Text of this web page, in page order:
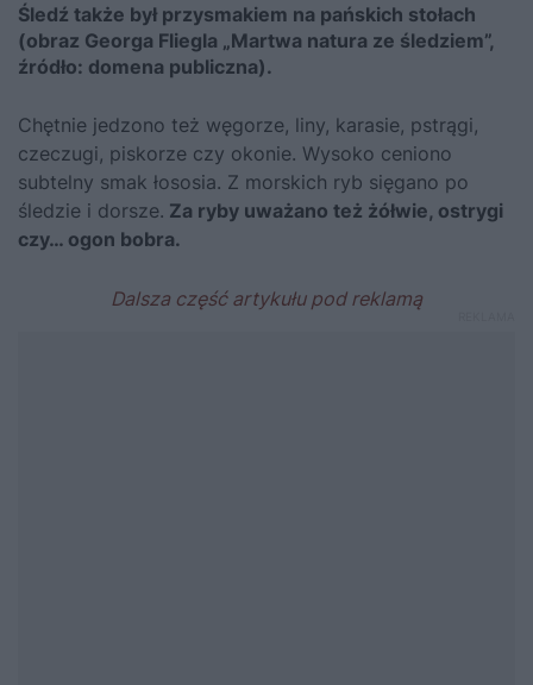
Śledź także był przysmakiem na pańskich stołach
(obraz Georga Fliegla „Martwa natura ze śledziem”,
źródło: domena publiczna).
Chętnie jedzono też węgorze, liny, karasie, pstrągi,
czeczugi, piskorze czy okonie. Wysoko ceniono
subtelny smak łososia. Z morskich ryb sięgano po
śledzie i dorsze. Za ryby uważano też żółwie, ostrygi
czy… ogon bobra.